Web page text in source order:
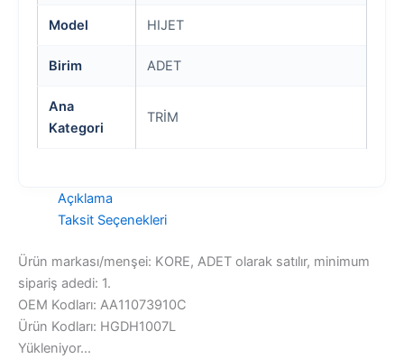
Model HIJET
Birim ADET
Ana
Kategori
TRİM
Açıklama
Taksit Seçenekleri
Ürün markası/menşei: KORE, ADET olarak satılır, minimum
sipariş adedi: 1.
OEM Kodları: AA11073910C
Ürün Kodları: HGDH1007L
Yükleniyor...